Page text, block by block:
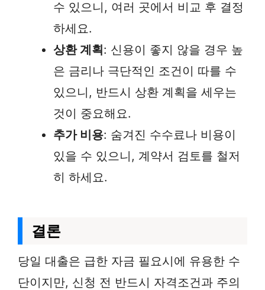
수 있으니, 여러 곳에서 비교 후 결정
하세요.
상환 계획: 신용이 좋지 않을 경우 높
은 금리나 극단적인 조건이 따를 수
있으니, 반드시 상환 계획을 세우는
것이 중요해요.
추가 비용: 숨겨진 수수료나 비용이
있을 수 있으니, 계약서 검토를 철저
히 하세요.
결론
당일 대출은 급한 자금 필요시에 유용한 수
단이지만, 신청 전 반드시 자격조건과 주의